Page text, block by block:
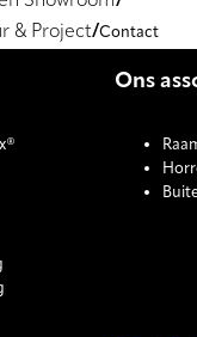
& Project Contact
Ons